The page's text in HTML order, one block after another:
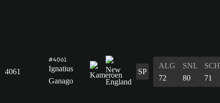
4061
#4061
Ignatius
Ganago
SP
ALG
72
SNL
80
SCH
71